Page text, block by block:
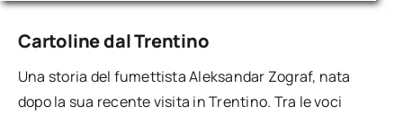
Cartoline dal Trentino
Una storia del fumettista Aleksandar Zograf, nata
dopo la sua recente visita in Trentino. Tra le voci